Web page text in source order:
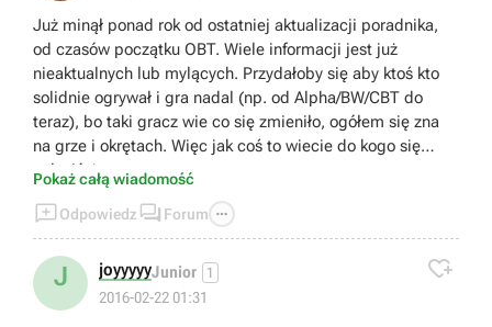
Już minął ponad rok od ostatniej aktualizacji poradnika,
od czasów początku OBT. Wiele informacji jest już
nieaktualnych lub mylących. Przydałoby się aby ktoś kto
solidnie ogrywał i gra nadal (np. od Alpha/BW/CBT do
teraz), bo taki gracz wie co się zmieniło, ogółem się zna
na grze i okrętach. Więc jak coś to wiecie do kogo się
zgłosić ;)
Pokaż całą wiadomość
Odpowiedz  Forum 
J joyyyyyJunior 1
2016-02-22 01:31
